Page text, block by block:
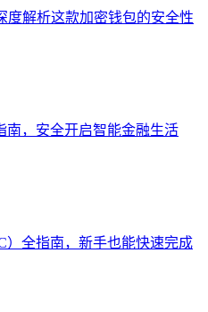
度解析这款加密钱包的安全性
南，安全开启智能金融生活
）全指南，新手也能快速完成